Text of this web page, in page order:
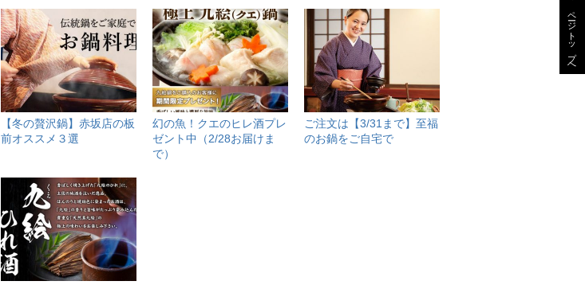
【冬の贅沢鍋】赤坂店の板
前オススメ３選
幻の魚！クエのヒレ酒プレ
ゼント中（2/28お届けま
で）
ご注文は【3/31まで】至福
のお鍋をご自宅で
ページトップへ